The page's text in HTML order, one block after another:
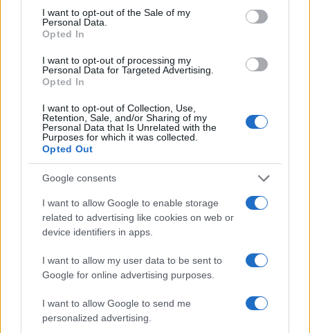
consent section.
I want to opt-out of the Sale of my
Personal Data.
Opted In
I want to opt-out of processing my
Personal Data for Targeted Advertising.
Opted In
I want to opt-out of Collection, Use,
Retention, Sale, and/or Sharing of my
Personal Data that Is Unrelated with the
Purposes for which it was collected.
Opted Out
Google consents
I want to allow Google to enable storage
related to advertising like cookies on web or
device identifiers in apps.
I want to allow my user data to be sent to
Google for online advertising purposes.
I want to allow Google to send me
personalized advertising.
europeo
Francesca Spadaro · 6 Ago 2026
INVESTIMENTI
Project bond negli stadi: metodo di due diligence completo
Edoardo Vitali · 6 Ago 2026